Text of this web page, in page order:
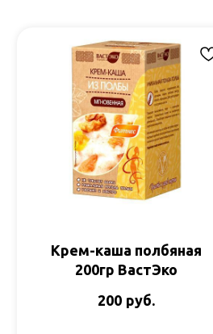
Крем-каша полбяная
200гр ВастЭко
200 руб.